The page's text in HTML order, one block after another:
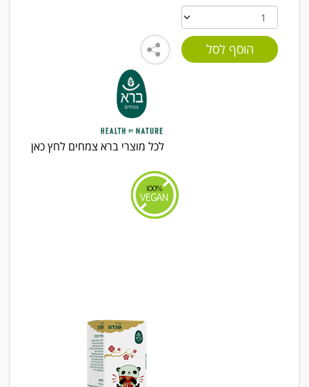
לכל מוצרי ברא צמחים לחץ כאן